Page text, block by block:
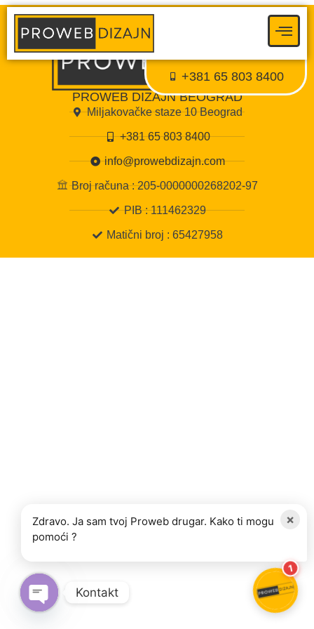
+381 65 803 8400
PROWEB DIZAJN BEOGRAD
Miljakovačke staze 10 Beograd
+381 65 803 8400
info@prowebdizajn.com
Broj računa : 205-0000000268202-97
PIB : 111462329
Matični broj : 65427958
Kontakt
OPEN CHATY
×
Zdravo. Ja sam tvoj Proweb drugar. Kako ti mogu
pomoći ?
1
● Dostupan — Proweb Dizajn